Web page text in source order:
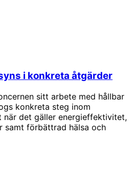
i konkreta åtgärder
sitt arbete med hållbar
konkreta steg inom
när det gäller energieffektivitet,
samt förbättrad hälsa och